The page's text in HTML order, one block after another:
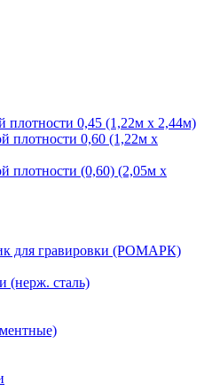
0,45 (1,22м х 2,44м)
0,60 (1,22м х
(0,60) (2,05м х
для гравировки (РОМАРК)
(нерж. сталь)